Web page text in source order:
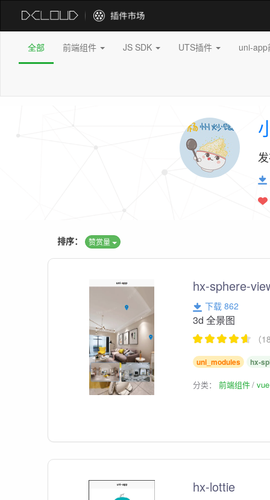
全部 前端组件 JS SDK UTS插件 uni-
排序： 赞赏量
hx-sphere-
下载 862
3d 全景图
（
uni_modules hx-
分类：前端组件
hx-lottie